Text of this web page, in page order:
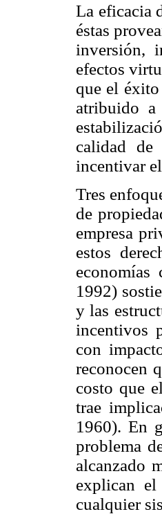
La eficacia
éstas
inversión,
efectos
que el éxito
atribuido a
calidad
incentivar
Tres
de
empresa
estos
1992)
y las
incentivos
con
reconocen
costo que
trae
1960). En
problema
alcanzado
explican
cualquier